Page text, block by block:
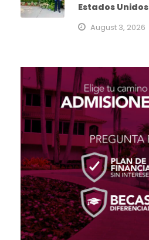
Estados Unidos
August 3, 2026